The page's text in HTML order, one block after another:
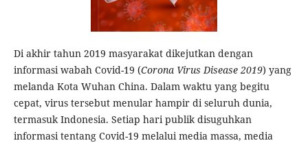
Di akhir tahun 2019 masyarakat dikejutkan dengan
informasi wabah Covid-19 (Corona Virus Disease 2019) yang
melanda Kota Wuhan China. Dalam waktu yang begitu
cepat, virus tersebut menular hampir di seluruh dunia,
termasuk Indonesia. Setiap hari publik disuguhkan
informasi tentang Covid-19 melalui media massa, media